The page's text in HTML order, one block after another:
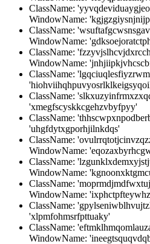
ClassName:
WindowName:
ClassName:
WindowName:
ClassName:
WindowName:
ClassName:
ClassName:
'xmegfscyskkcgehzvbyfpyy'
ClassName:
'uhgfdytxgporhjilnkdqs'
ClassName:
WindowName:
ClassName:
WindowName:
ClassName:
WindowName:
ClassName:
'xlpmfohmsrfpttuaky'
ClassName:
WindowName: